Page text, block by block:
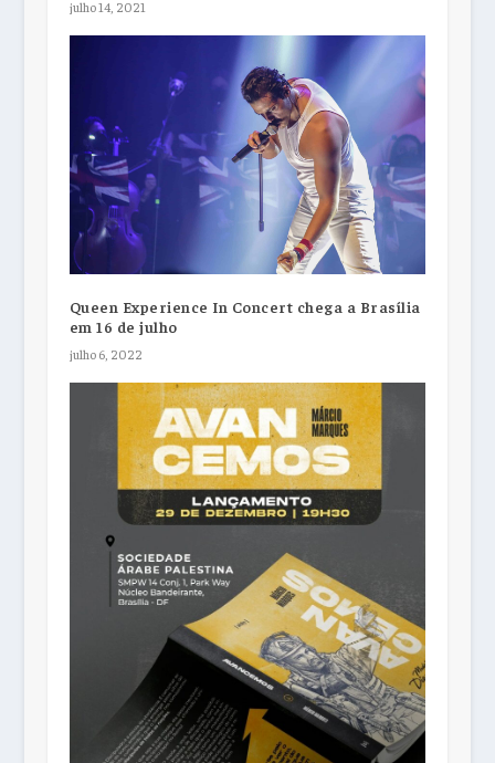
julho 14, 2021
Queen Experience In Concert chega a Brasília
em 16 de julho
julho 6, 2022